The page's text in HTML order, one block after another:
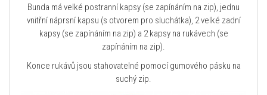
Bunda má velké postranní kapsy (se zapínáním na zip), jednu
vnitřní náprsní kapsu (s otvorem pro sluchátka), 2 velké zadní
kapsy (se zapínáním na zip) a 2 kapsy na rukávech (se
zapínáním na zip).
Konce rukávů jsou stahovatelné pomocí gumového pásku na
suchý zip.